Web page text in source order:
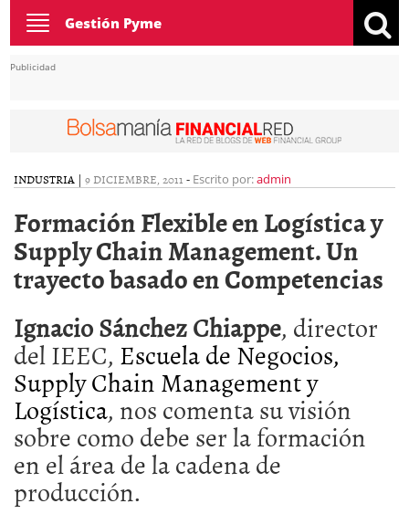
Toggle
navigation
Gestión Pyme
Publicidad
INDUSTRIA | 9 DICIEMBRE, 2011 - Escrito por:admin
Formación Flexible en Logística y
Supply Chain Management. Un
trayecto basado en Competencias
Ignacio Sánchez Chiappe, director
del IEEC, Escuela de Negocios,
Supply Chain Management y
Logística, nos comenta su visión
sobre como debe ser la formación
en el área de la cadena de
producción.